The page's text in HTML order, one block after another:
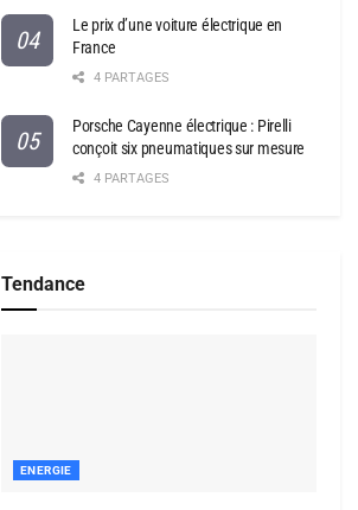
Le prix d’une voiture électrique en
France
4 PARTAGES
Porsche Cayenne électrique : Pirelli
conçoit six pneumatiques sur mesure
4 PARTAGES
Tendance
ENERGIE